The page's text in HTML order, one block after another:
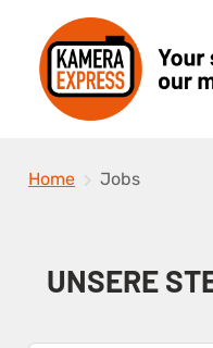
Home Jobs
UNSERE